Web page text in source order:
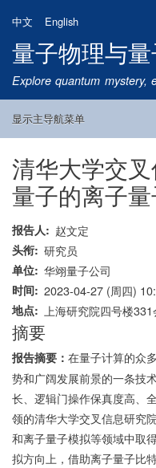
中文 English
量子物理与
Explore quantum mystery,
Main
显示主导航菜单
首页
研究方向
量子卫星
团队成员
新闻动态
研究进展
学术报告
论文发表
公告通知
招生信息
相关链接
清华大学交
量子的离子
报告人 赵文定
头衔 研究员
单位 华翊量子公司
时间 2023-04-27 (周四)
地点 上海研究院四号楼331
摘要
报告摘要： 在量子计算的众
势和广阔发展前景的一条技
长、逻辑门操作保真度高、
领的清华大学交叉信息研究
和离子量子模拟等领域中取
拟方向上，借助离子量子比